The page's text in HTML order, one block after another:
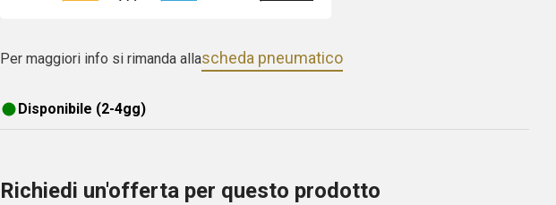
Per maggiori info si rimanda allascheda pneumatico
Disponibile (2-4gg)
Richiedi un'offerta per questo prodotto